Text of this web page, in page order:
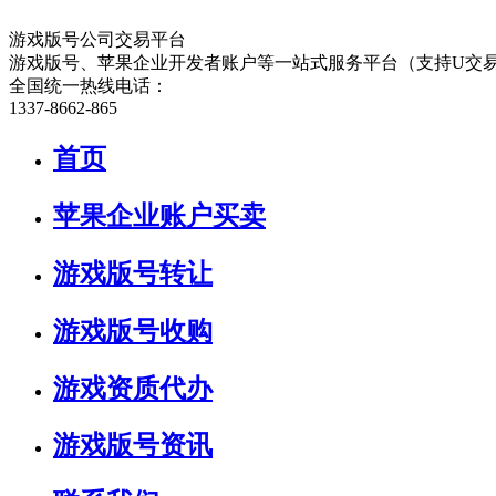
游戏版号公司交易平台
游戏版号、苹果企业开发者账户等一站式服务平台（支持U交
全国统一热线电话：
1337-8662-865
首页
苹果企业账户买卖
游戏版号转让
游戏版号收购
游戏资质代办
游戏版号资讯